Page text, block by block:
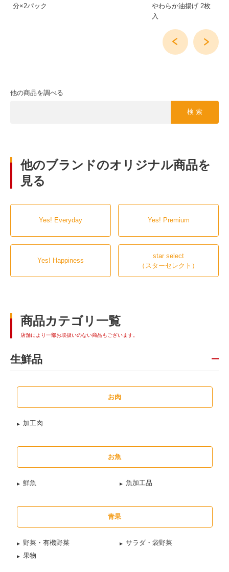
分×2パック
やわらか油揚げ 2枚
入
他の商品を調べる
検 索
他のブランドのオリジナル商品を
見る
Yes! Everyday Yes! Premium
Yes! Happiness
star select
（スターセレクト）
商品カテゴリ一覧
店舗により一部お取扱いのない商品もございます。
生鮮品
お肉
加工肉
お魚
鮮魚 魚加工品
青果
野菜・有機野菜
サラダ・袋野菜
果物